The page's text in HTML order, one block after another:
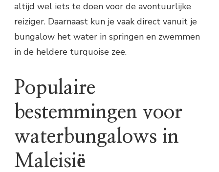
altijd wel iets te doen voor de avontuurlijke
reiziger. Daarnaast kun je vaak direct vanuit je
bungalow het water in springen en zwemmen
in de heldere turquoise zee.
Populaire
bestemmingen voor
waterbungalows in
Maleisië